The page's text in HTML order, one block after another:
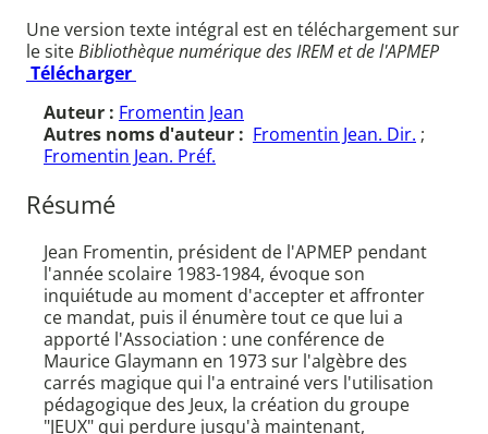
Une version texte intégral est en téléchargement sur
le siteBibliothèque numérique des IREM et de l'APMEP
Télécharger
Auteur : Fromentin Jean
Autres noms d'auteur : Fromentin Jean. Dir. ;
Fromentin Jean. Préf.
Résumé
Jean Fromentin, président de l'APMEP pendant
l'année scolaire 1983-1984, évoque son
inquiétude au moment d'accepter et affronter
ce mandat, puis il énumère tout ce que lui a
apporté l'Association : une conférence de
Maurice Glaymann en 1973 sur l'algèbre des
carrés magique qui l'a entrainé vers l'utilisation
pédagogique des Jeux, la création du groupe
"JEUX" qui perdure jusqu'à maintenant,